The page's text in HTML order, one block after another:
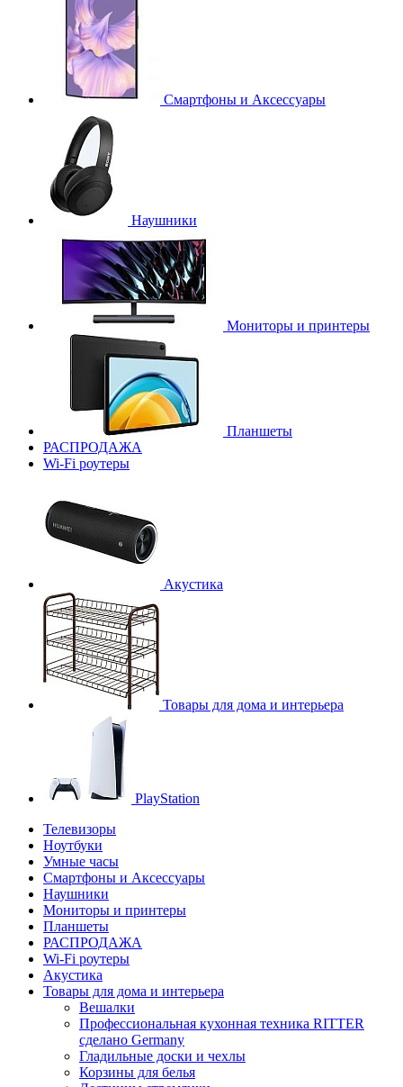
Смартфоны и Аксессуары
Наушники
Мониторы и принтеры
Планшеты
РАСПРОДАЖА
Wi-Fi роутеры
Акустика
Товары для дома и интерьера
PlayStation
Телевизоры
Ноутбуки
Умные часы
Смартфоны и Аксессуары
Наушники
Мониторы и принтеры
Планшеты
РАСПРОДАЖА
Wi-Fi роутеры
Акустика
Товары для дома и интерьера
Вешалки
Профессиональная кухонная техника RITTER
сделано Germany
Гладильные доски и чехлы
Корзины для белья